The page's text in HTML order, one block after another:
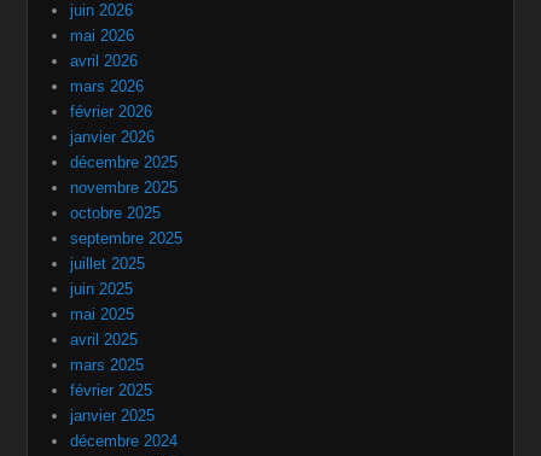
juin 2026
mai 2026
avril 2026
mars 2026
février 2026
janvier 2026
décembre 2025
novembre 2025
octobre 2025
septembre 2025
juillet 2025
juin 2025
mai 2025
avril 2025
mars 2025
février 2025
janvier 2025
décembre 2024